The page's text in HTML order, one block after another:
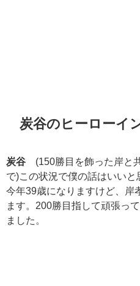
炭谷のヒーローイ
炭谷 (150勝目を飾った岸と
で)この状況で僕の話はいい
今年39歳になりますけど、岸
ます。200勝目指して頑張っ
ました。